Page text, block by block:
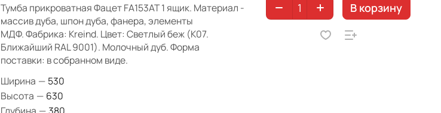
Тумба прикроватная Фацет FA153AT 1 ящик. Материал -
массив дуба, шпон дуба, фанера, элементы
МДФ. Фабрика: Kreind. Цвет: Светлый беж (K07.
Ближайший RAL 9001). Молочный дуб. Форма
поставки: в собранном виде.
Ширина — 530
Высота — 630
В корзину